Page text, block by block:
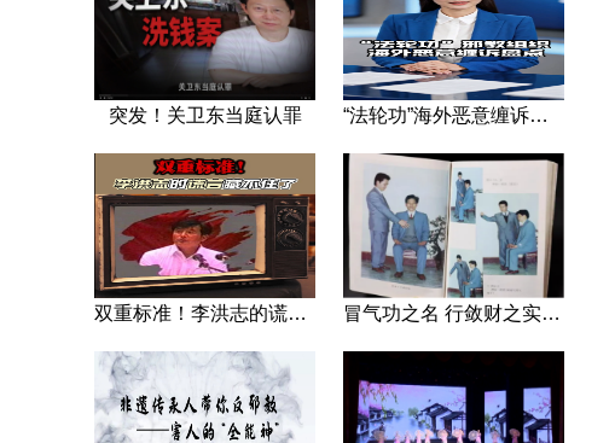
突发！关卫东当庭认罪 “法轮功”海外恶意缠诉盘点
双重标准！李洪志的谎言藏不住了 冒气功之名 行敛财之实 张宏堡义女“小倩”团伙覆灭记